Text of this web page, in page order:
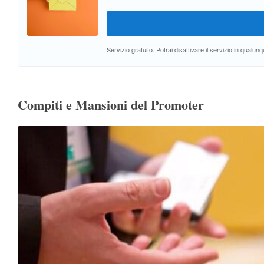
Servizio gratuito. Potrai disattivare il servizio in
Compiti e Mansioni del Promoter